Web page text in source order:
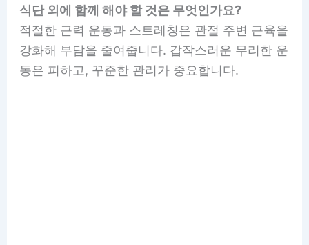
식단 외에 함께 해야 할 것은 무엇인가요?
적절한 근력 운동과 스트레칭은 관절 주변 근육을
강화해 부담을 줄여줍니다. 갑작스러운 무리한 운
동은 피하고, 꾸준한 관리가 중요합니다.